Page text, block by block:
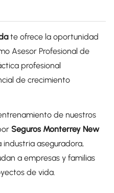
te ofrece la oportunidad
Asesor Profesional de
profesional
de crecimiento
de nuestros
Seguros Monterrey New
industria aseguradora,
a empresas y familias
de vida.